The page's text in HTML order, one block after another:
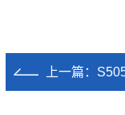
上一篇：